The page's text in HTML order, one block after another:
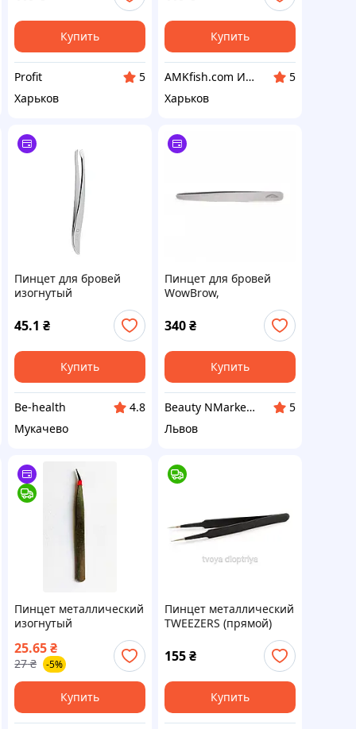
Купить
Profit
5
Харьков
Купить
AMKfish.com Интернет-магазин аквариумистики и зоотоваров
5
Харьков
Пинцет для бровей
изогнутый
Professional 9 см
45.1 ₴
Купить
Be-health
4.8
Мукачево
Пинцет для бровей
WowBrow,
340₴
Купить
Beauty NMarket - матеріали для б'юті майстрів.
5
Львов
Пинцет металлический
изогнутый
25.65₴
27 ₴ -5%
Купить
Пинцет металлический
TWEEZERS (прямой)
155₴
Купить